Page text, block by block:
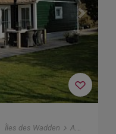
Îles des Wadden Ameland